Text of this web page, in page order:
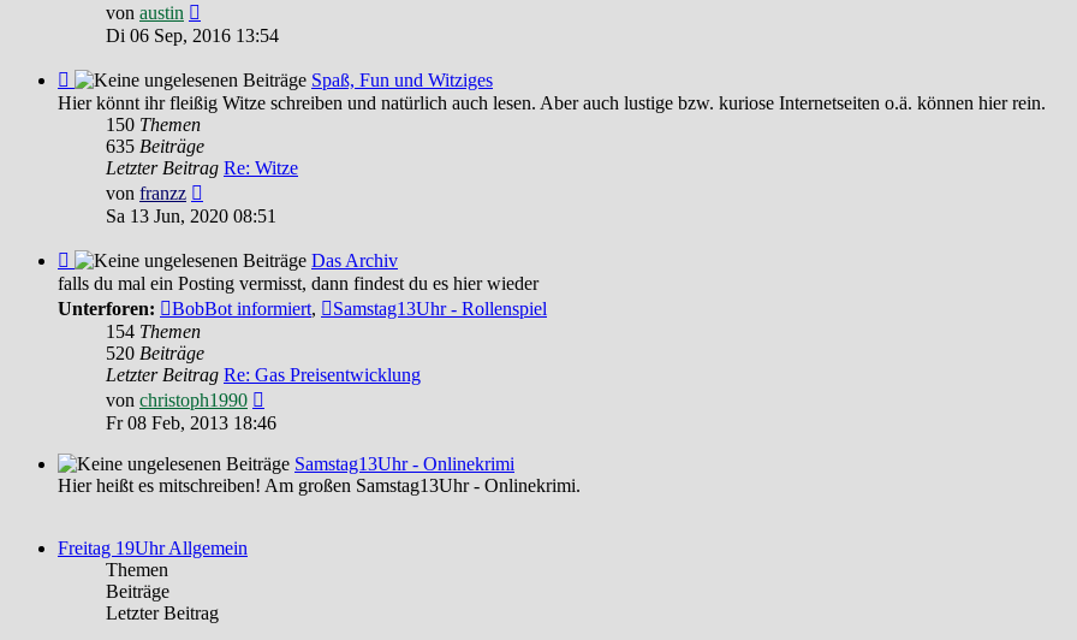
von austin
Beitrag
Di 06 Sep, 2016 13:54
Feed
-
Spaß,
Spaß, Fun und Witziges
Hier könnt ihr fleißig Witze schreiben und natürlich auch lesen. Aber auch lustige bzw. kuriose Internetseiten o.ä. können hier rein.
150 Themen
635 Beiträge
Letzter Beitrag Re: Witze
von franzz
Beitrag
Sa 13 Jun, 2020 08:51
Feed
-
Das
Archiv
Das Archiv
falls du mal ein Posting vermisst, dann findest du es hier wieder
Unterforen:
BobBot informiert,
Samstag13Uhr - Rollenspiel
154 Themen
520 Beiträge
Letzter Beitrag Re: Gas Preisentwicklung
von christoph1990
Beitrag
Fr 08 Feb, 2013 18:46
Samstag13Uhr - Onlinekrimi
Hier heißt es mitschreiben! Am großen Samstag13Uhr - Onlinekrimi.
Freitag 19Uhr Allgemein
Themen
Beiträge
Letzter Beitrag